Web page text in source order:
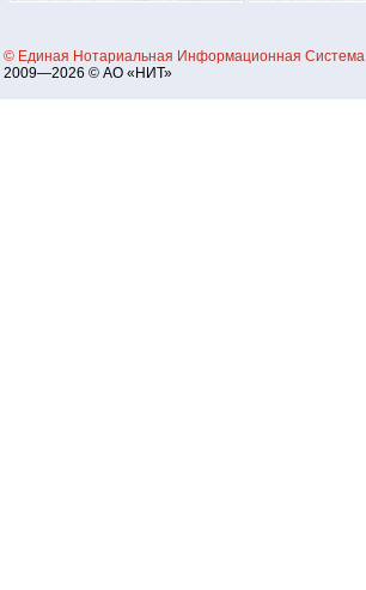
© Единая Нотариальная Информационная Система
2009—2026 © АО «НИТ»